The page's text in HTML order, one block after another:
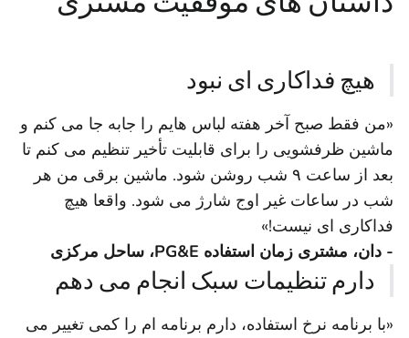
هیچ فداکاری ای نبود
«من فقط صبح آخر هفته لباس هایم را جابه جا می کنم و
ماشین ظرفشویی را برای قابلیت تأخیر تنظیم می کنم تا
بعد از ساعت ۹ شب روشن شود. ماشین برقی من هر
شب در ساعات غیر اوج شارژ می شود. واقعا هیچ
فداکاری ای نیست!»
- دان، مشتری زمان استفاده PG&E، ساحل مرکزی
دارم تنظیمات سبک انجام می دهم
«با برنامه نرخ استفاده، دارم برنامه ام را کمی تغییر می